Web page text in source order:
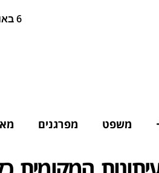
6 באוגוסט 2026 5:25
משפט מפרגנים